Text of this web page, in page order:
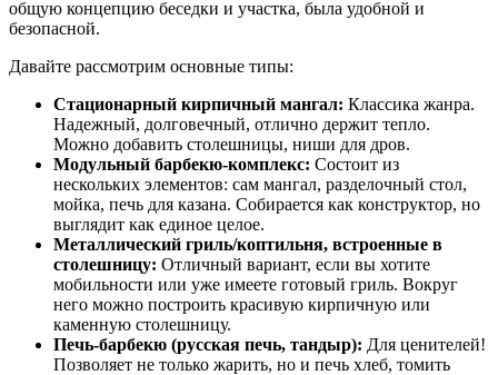
общую концепцию беседки и участка, была удобной и
безопасной.
Давайте рассмотрим основные типы:
Стационарный кирпичный мангал: Классика жанра.
Надежный, долговечный, отлично держит тепло.
Можно добавить столешницы, ниши для дров.
Модульный барбекю-комплекс: Состоит из
нескольких элементов: сам мангал, разделочный стол,
мойка, печь для казана. Собирается как конструктор, но
выглядит как единое целое.
Металлический гриль/коптильня, встроенные в
столешницу: Отличный вариант, если вы хотите
мобильности или уже имеете готовый гриль. Вокруг
него можно построить красивую кирпичную или
каменную столешницу.
Печь-барбекю (русская печь, тандыр): Для ценителей!
Позволяет не только жарить, но и печь хлеб, томить